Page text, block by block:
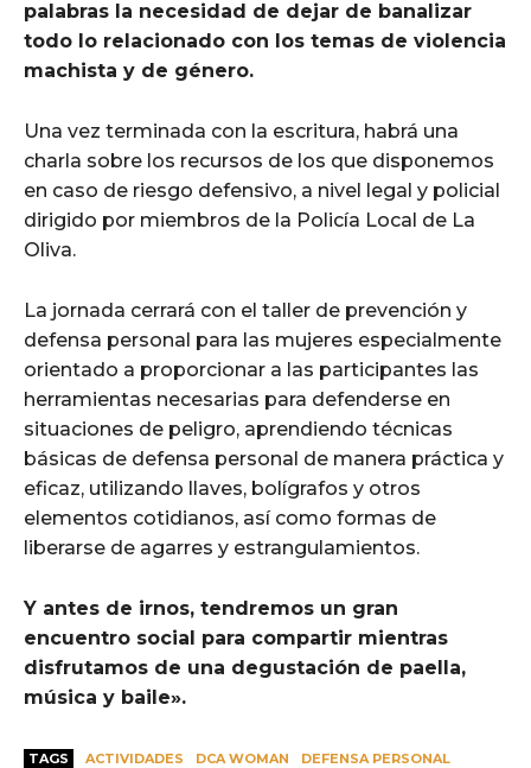
palabras la necesidad de dejar de banalizar
todo lo relacionado con los temas de violencia
machista y de género.
Una vez terminada con la escritura, habrá una
charla sobre los recursos de los que disponemos
en caso de riesgo defensivo, a nivel legal y policial
dirigido por miembros de la Policía Local de La
Oliva.
La jornada cerrará con el taller de prevención y
defensa personal para las mujeres especialmente
orientado a proporcionar a las participantes las
herramientas necesarias para defenderse en
situaciones de peligro, aprendiendo técnicas
básicas de defensa personal de manera práctica y
eficaz, utilizando llaves, bolígrafos y otros
elementos cotidianos, así como formas de
liberarse de agarres y estrangulamientos.
Y antes de irnos, tendremos un gran
encuentro social para compartir mientras
disfrutamos de una degustación de paella,
música y baile».
TAGS ACTIVIDADES DCA WOMAN
DEFENSA PERSONAL